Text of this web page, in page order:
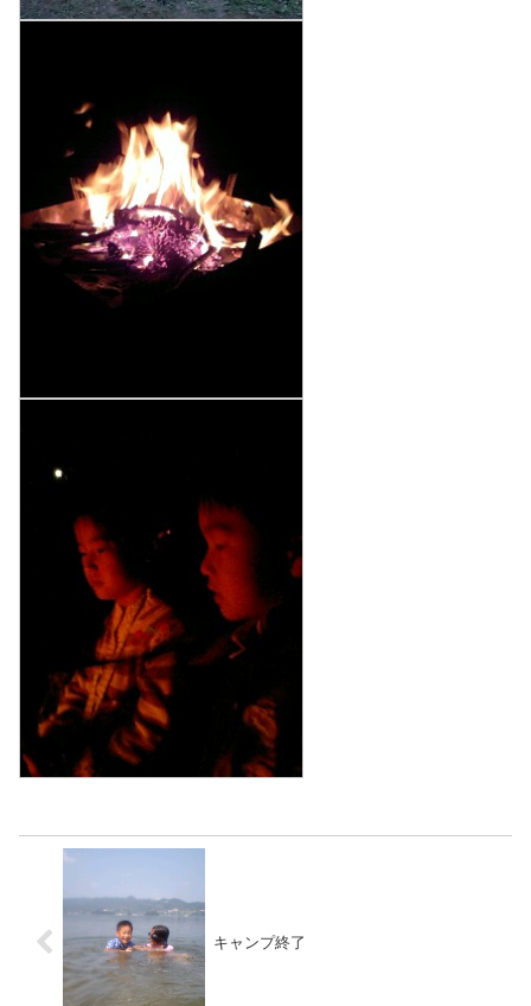
キャンプ終了